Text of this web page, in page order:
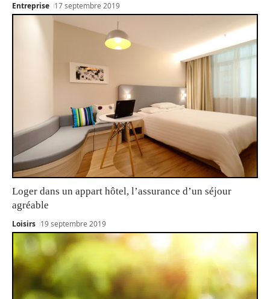
Entreprise 17 septembre 2019
Loger dans un appart hôtel, l’assurance d’un séjour
agréable
Loisirs 19 septembre 2019